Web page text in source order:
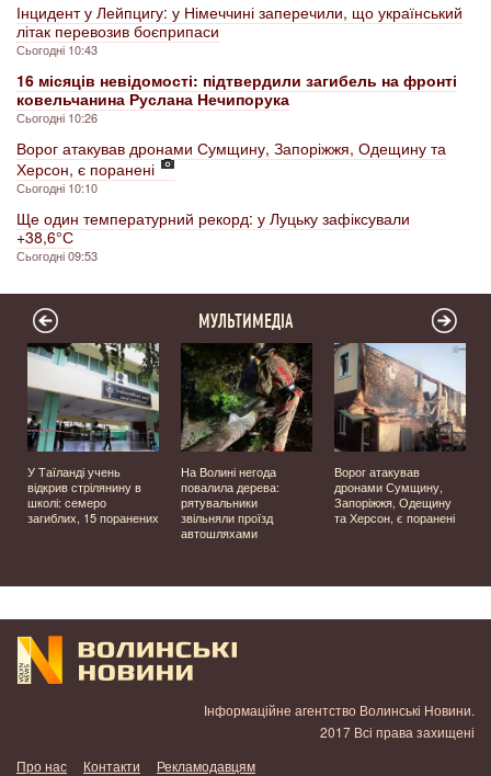
Інцидент у Лейпцигу: у Німеччині заперечили, що український
літак перевозив боєприпаси
Сьогодні 10:43
16 місяців невідомості: підтвердили загибель на фронті
ковельчанина Руслана Нечипорука
Сьогодні 10:26
Ворог атакував дронами Сумщину, Запоріжжя, Одещину та
Херсон, є поранені
Сьогодні 10:10
Ще один температурний рекорд: у Луцьку зафіксували
+38,6° С
Сьогодні 09:53
МУЛЬТИМЕДІА
У Таїланді учень
відкрив стрілянину в
школі: семеро
загиблих, 15 поранених
На Волині негода
повалила дерева:
рятувальники
звільняли проїзд
автошляхами
Ворог атакував
дронами Сумщину,
Запоріжжя, Одещину
та Херсон, є поранені
Інформаційне агентство Волинські Новини.
2017 Всі права захищені
Про нас
Контакти Рекламодавцям